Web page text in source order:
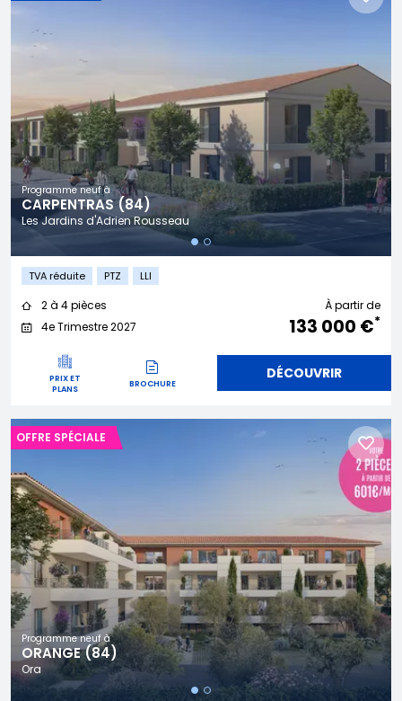
Programme neuf à
CARPENTRAS (84)
Les Jardins d'Adrien Rousseau
TVA réduite PTZ LLI
2 à 4 pièces
4e Trimestre 2027
À partir de
133 000 €*
PRIX ET
PLANS
BROCHURE
DÉCOUVRIR
Programme neuf à
ORANGE (84)
Ora
OFFRE SPÉCIALE